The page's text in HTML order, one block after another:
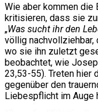
Wie aber kommen die
kritisieren, dass sie
„Was sucht ihr den
völlig
wo sie ihn zuletzt
beobachtet, wie
23,53-55). Treten hier
gegenüber den
Liebespflicht im Auge